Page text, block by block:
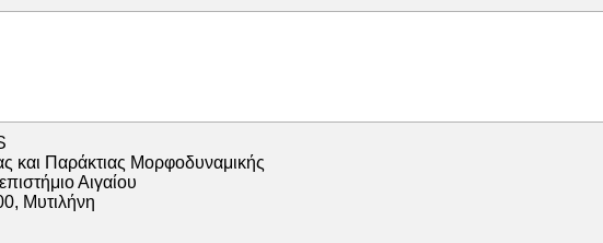
και Παράκτιας Μορφοδυναμικής
Αιγαίου
Μυτιλήνη